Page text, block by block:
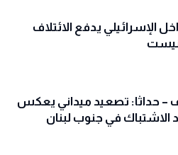
الإسرائيلي يدفع الائتلاف
– حداثا: تصعيد ميداني يعكس
الاشتباك في جنوب لبنان